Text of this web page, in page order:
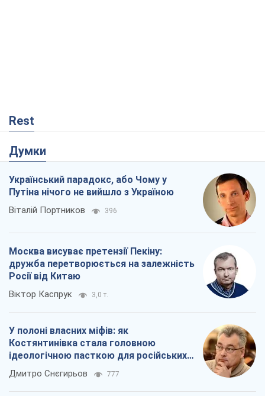
Rest
Думки
Український парадокс, або Чому у
Путіна нічого не вийшло з Україною
Віталій Портников 396
Москва висуває претензії Пекіну:
дружба перетворюється на залежність
Росії від Китаю
Віктор Каспрук 3,0 т.
У полоні власних міфів: як
Костянтинівка стала головною
ідеологічною пасткою для російських
окупантів
Дмитро Снєгирьов 777